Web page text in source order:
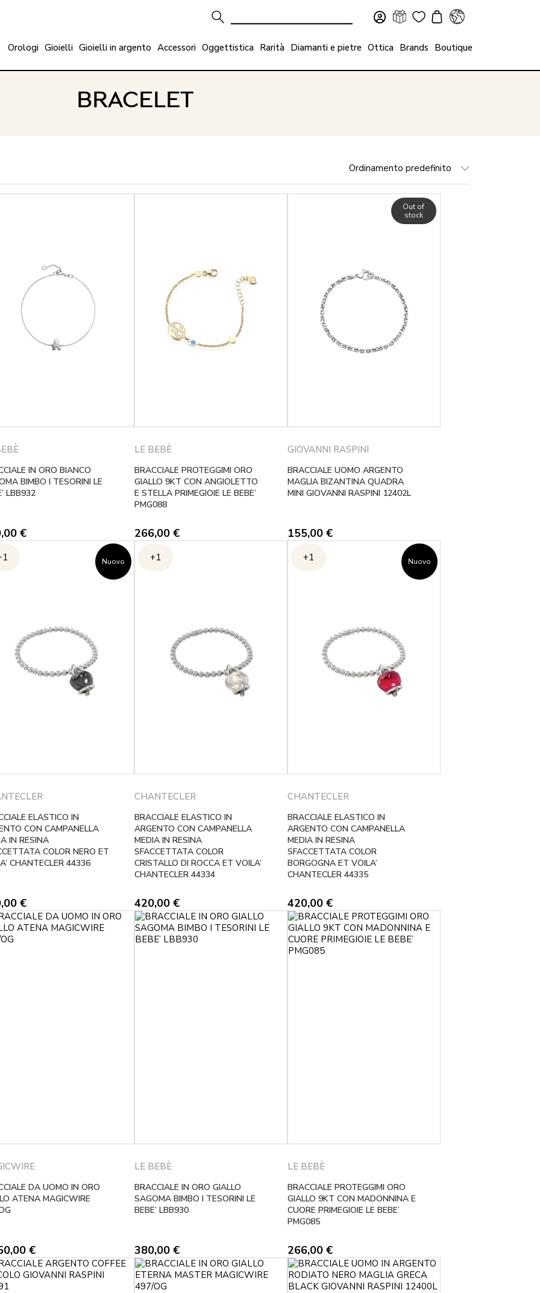
Orologi Gioielli Gioielli in argento Accessori Oggettistica Rarità Diamanti e pietre Ottica Brands Boutique
BRACELET
Ordinamento predefinito
IN ORO BIANCO
BIMBO I TESORINI LE
LBB932
€
LE BEBÈ
BRACCIALE PROTEGGIMI ORO
GIALLO 9KT CON ANGIOLETTO
E STELLA PRIMEGIOIE LE BEBE’
PMG088
266,00 €
GIOVANNI RASPINI
Out of
stock
BRACCIALE UOMO ARGENTO
MAGLIA BIZANTINA QUADRA
MINI GIOVANNI RASPINI 12402L
155,00 €
Nuovo
ELASTICO IN
CON CAMPANELLA
IN RESINA
COLOR NERO ET
CHANTECLER 44336
€
+1
CHANTECLER
BRACCIALE ELASTICO IN
ARGENTO CON CAMPANELLA
MEDIA IN RESINA
SFACCETTATA COLOR
CRISTALLO DI ROCCA ET VOILA’
CHANTECLER 44334
420,00 €
+1
CHANTECLER
Nuovo
BRACCIALE ELASTICO IN
ARGENTO CON CAMPANELLA
MEDIA IN RESINA
SFACCETTATA COLOR
BORGOGNA ET VOILA’
CHANTECLER 44335
420,00 €
DA UOMO IN ORO
ATENA MAGICWIRE
€
LE BEBÈ
BRACCIALE IN ORO GIALLO
SAGOMA BIMBO I TESORINI LE
BEBE’ LBB930
380,00 €
LE BEBÈ
BRACCIALE PROTEGGIMI ORO
GIALLO 9KT CON MADONNINA E
CUORE PRIMEGIOIE LE BEBE’
PMG085
266,00 €